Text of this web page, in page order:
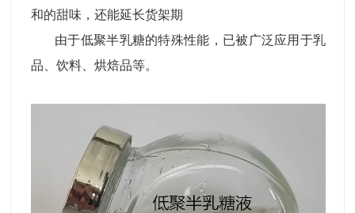
和的甜味，还能延长货架期
由于低聚半乳糖的特殊性能，已被广泛应用于乳
品、饮料、烘焙品等。